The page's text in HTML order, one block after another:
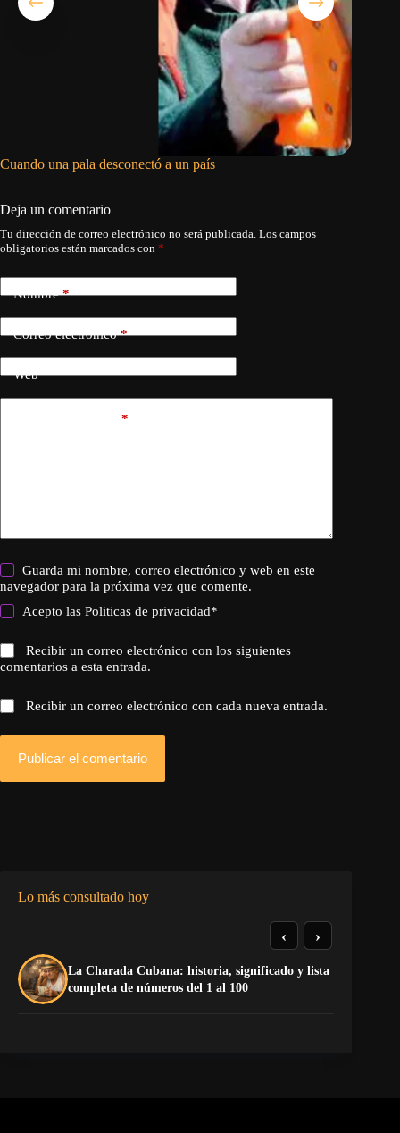
Cuando una pala desconectó a un país
Deja un comentario
Tu dirección de correo electrónico no será publicada. Los campos
obligatorios están marcados con *
Nombre*
Correo electrónico*
Web
*
Guarda mi nombre, correo electrónico y web en este
navegador para la próxima vez que comente.
Acepto lasPoliticas de privacidad*
Recibir un correo electrónico con los siguientes
comentarios a esta entrada.
Recibir un correo electrónico con cada nueva entrada.
Publicar el comentario
Lo más consultado hoy
La Charada Cubana: historia, significado y lista
completa de números del 1 al 100
‹ ›